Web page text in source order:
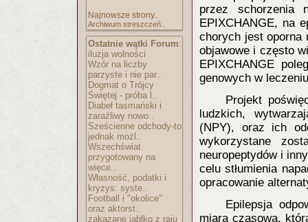
Najnowsze strony..
Archiwum streszczeń..
Ostatnie wątki Forum:
iluzja wolności
Wzór na liczby
parzyste i nie par..
Dogmat o Trójcy
Świętej - próba l..
Diabeł tasmański i
zaraźliwy nowo..
Sześcienne odchody-to
jednak możl..
Wszechświat
przygotowany na
więce..
Własność, podatki i
kryzys: syste..
Football i "okolice"
oraz aktorst..
zakazane jabłko z raju
przez schorzenia
EPIXCHANGE, na
chorych jest oporna
objawowe i często
EPIXCHANGE
genowych w
Projekt
ludzkich,
(NPY), oraz ich
wykorzystane
neuropeptydów i
celu stłumienia
opracowanie
Epilepsja
miara czasowa,